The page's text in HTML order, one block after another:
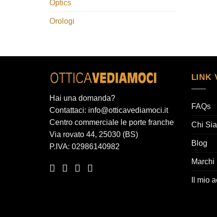
Optics
Orologi
Hai una domanda?
Contattaci: info@otticavediamoci.it
Centro commerciale le porte franche
Via rovato 44, 25030 (BS)
P.IVA: 02986140982
LINK
FAQs
Chi
Blog
Marchi
Il mio